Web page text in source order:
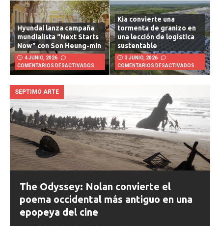
Hyundai lanza campaña
mundialista “Next Starts
Now” con Son Heung-min
4 JUNIO, 2026
COMENTARIOS DESACTIVADOS
Kia convierte una
tormenta de granizo en
una lección de logística
sustentable
3 JUNIO, 2026
COMENTARIOS DESACTIVADOS
SEPTIMO ARTE
The Odyssey: Nolan convierte el
poema occidental más antiguo en una
epopeya del cine